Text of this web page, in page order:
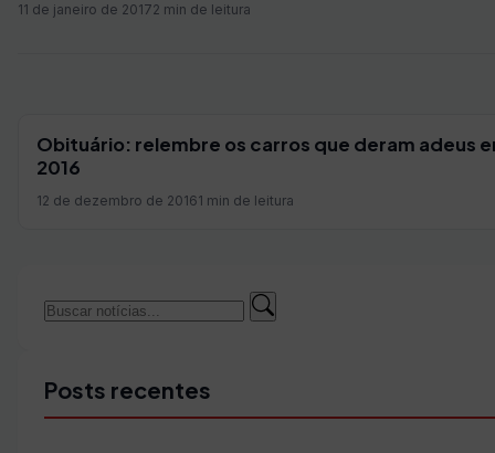
11 de janeiro de 20172 min de leitura
Obituário: relembre os carros que deram adeus
2016
12 de dezembro de 20161 min de leitura
Buscar
Buscar
Posts recentes